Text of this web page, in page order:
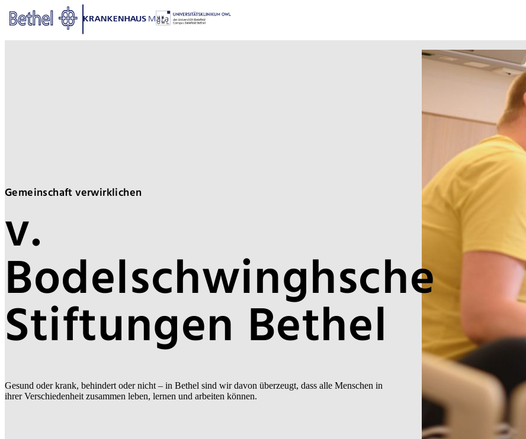
Zum Hauptinhalt springen
Zur Fußzeile springen
Gemeinschaft verwirklichen
v.
Bodelschwinghsche
Stiftungen Bethel
Gesund oder krank, behindert oder nicht – in Bethel sind wir davon überzeugt, dass alle Menschen in
ihrer Verschiedenheit zusammen leben, lernen und arbeiten können.